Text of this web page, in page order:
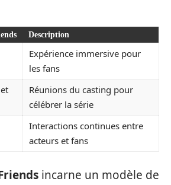
Description
Expérience immersive pour
les fans
Réunions du casting pour
célébrer la série
Interactions continues entre
acteurs et fans
incarne un modèle de